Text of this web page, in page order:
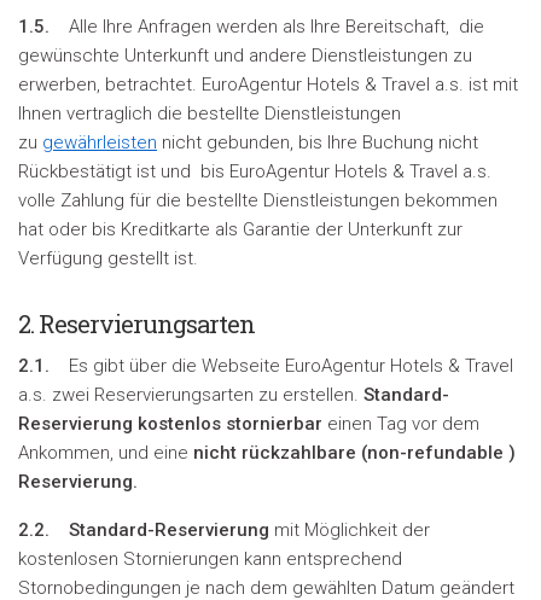
1.5. Alle Ihre Anfragen werden als Ihre Bereitschaft, die
gewünschte Unterkunft und andere Dienstleistungen zu
erwerben, betrachtet. EuroAgentur Hotels & Travel a.s. ist mit
Ihnen vertraglich die bestellte Dienstleistungen
zu gewährleisten nicht gebunden, bis Ihre Buchung nicht
Rückbestätigt ist und bis EuroAgentur Hotels & Travel a.s.
volle Zahlung für die bestellte Dienstleistungen bekommen
hat oder bis Kreditkarte als Garantie der Unterkunft zur
Verfügung gestellt ist.
2. Reservierungsarten
2.1. Es gibt über die Webseite EuroAgentur Hotels & Travel
a.s. zwei Reservierungsarten zu erstellen. Standard-
Reservierung kostenlos stornierbar einen Tag vor dem
Ankommen, und eine nicht rückzahlbare (non-refundable )
Reservierung.
2.2. Standard-Reservierung mit Möglichkeit der
kostenlosen Stornierungen kann entsprechend
Stornobedingungen je nach dem gewählten Datum geändert